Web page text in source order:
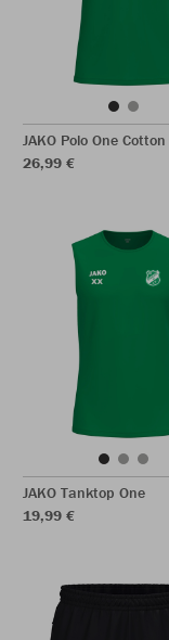
JAKO Polo One Cotton
26,99 €
JAKO Tanktop One
19,99 €